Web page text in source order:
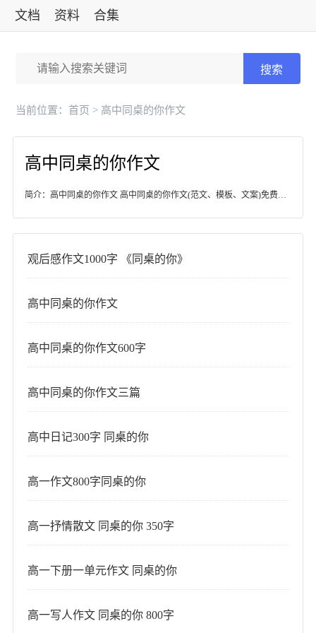
文档 资料 合集
搜索
当前位置： 首页 > 高中同桌的你作文
高中同桌的你作文
观后感作文1000字 《同桌的你》
高中同桌的你作文
高中同桌的你作文600字
高中同桌的你作文三篇
高中日记300字 同桌的你
高一作文800字同桌的你
高一抒情散文 同桌的你 350字
高一下册一单元作文 同桌的你
高一写人作文 同桌的你 800字